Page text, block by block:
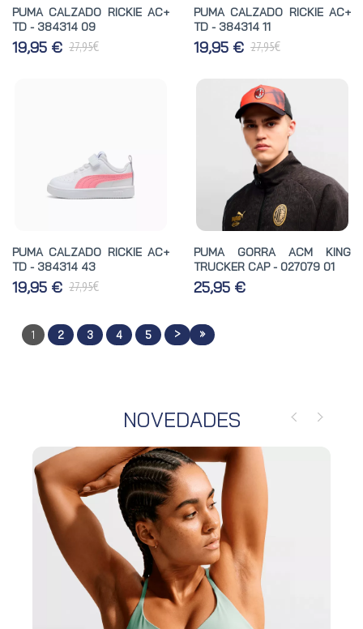
PUMA CALZADO RICKIE AC+
TD - 384314 09
19,95 € 27,95€
PUMA CALZADO RICKIE AC+
TD - 384314 11
19,95 € 27,95€
PUMA CALZADO RICKIE AC+
TD - 384314 43
19,95 € 27,95€
PUMA GORRA ACM KING
TRUCKER CAP - 027079 01
25,95 €
1 2 3 4 5 > »
NOVEDADES